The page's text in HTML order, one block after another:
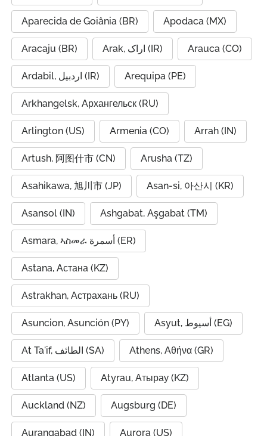
Aparecida de Goiânia (BR) Apodaca (MX)
Aracaju (BR) Arak, اراک (IR) Arauca (CO)
Ardabil, اردبیل (IR) Arequipa (PE)
Arkhangelsk, Архангельск (RU)
Arlington (US) Armenia (CO) Arrah (IN)
Artush, 阿图什市 (CN) Arusha (TZ)
Asahikawa, 旭川市 (JP) Asan-si, 아산시 (KR)
Asansol (IN) Ashgabat, Aşgabat (TM)
Asmara, ኣስመራ أسمرة (ER)
Astana, Астана (KZ)
Astrakhan, Астрахань (RU)
Asuncion, Asunción (PY) Asyut, أسيوط (EG)
At Ta'if, الطائف (SA) Athens, Αθήνα (GR)
Atlanta (US) Atyrau, Атырау (KZ)
Auckland (NZ) Augsburg (DE)
Aurangabad (IN) Aurora (US)